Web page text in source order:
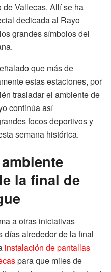
Vallecas. Allí se ha
dedicada al Rayo
grandes símbolos del
que más de
estas estaciones, por
trasladar el ambiente de
continúa así
focos deportivos y
semana histórica.
la final de
a otras iniciativas
días alrededor de la final
instalación de pantallas
para que miles de